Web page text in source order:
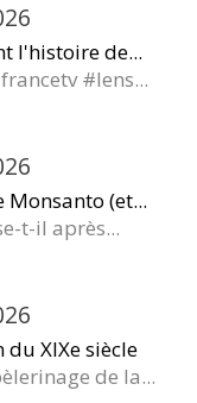
l'histoire de...
#lens...
Monsanto (et...
t-il après...
XIXe siècle
de la...